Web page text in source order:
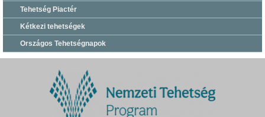
Tehetség Piactér
Kétkezi tehetségek
Országos Tehetségnapok